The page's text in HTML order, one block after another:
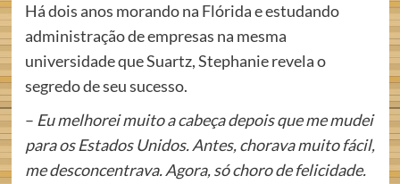
Há dois anos morando na Flórida e estudando
administração de empresas na mesma
universidade que Suartz, Stephanie revela o
segredo de seu sucesso.
– Eu melhorei muito a cabeça depois que me mudei
para os Estados Unidos. Antes, chorava muito fácil,
me desconcentrava. Agora, só choro de felicidade.